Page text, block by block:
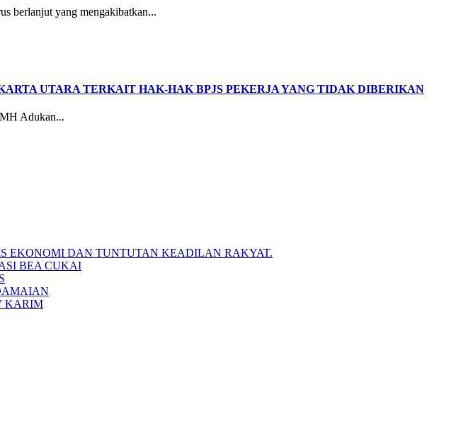
berlanjut yang mengakibatkan...
UTARA TERKAIT HAK-HAK BPJS PEKERJA YANG TIDAK DIBERIKAN
Adukan...
EKONOMI DAN TUNTUTAN KEADILAN RAKYAT.
BEA CUKAI
KARIM